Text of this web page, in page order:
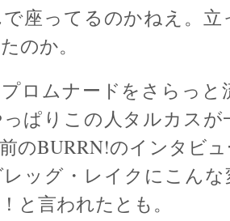
座ってるのかねえ。
のか。
ロムナードをさらっと
ぱりこの人タルカスが
のBURRN!のインタビ
ッグ・レイクにこんな
と言われたとも。